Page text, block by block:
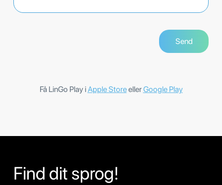
Få LinGo Play iApple StoreellerGoogle Play
Find dit sprog!